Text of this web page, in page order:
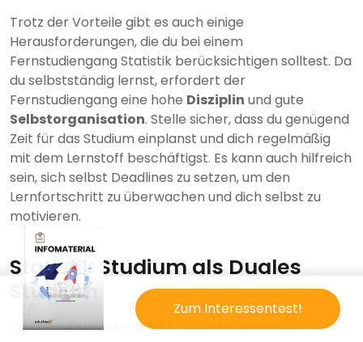
Trotz der Vorteile gibt es auch einige
Herausforderungen, die du bei einem
Fernstudiengang Statistik berücksichtigen solltest. Da
du selbstständig lernst, erfordert der
Fernstudiengang eine hohe Disziplin und gute
Selbstorganisation. Stelle sicher, dass du genügend
Zeit für das Studium einplanst und dich regelmäßig
mit dem Lernstoff beschäftigst. Es kann auch hilfreich
sein, sich selbst Deadlines zu setzen, um den
Lernfortschritt zu überwachen und dich selbst zu
motivieren.
Statistik Studium als Duales
Studium
Das duale Studium ist eine beliebte Option für
Zum Interessentest!